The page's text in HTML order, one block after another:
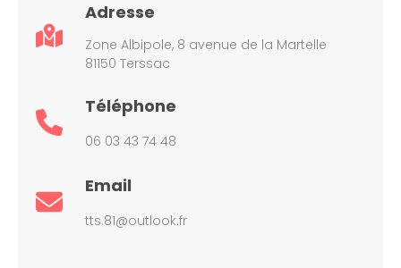
Adresse
Zone Albipole, 8 avenue de la Martelle
81150 Terssac
Téléphone
06 03 43 74 48
Email
tts.81@outlook.fr